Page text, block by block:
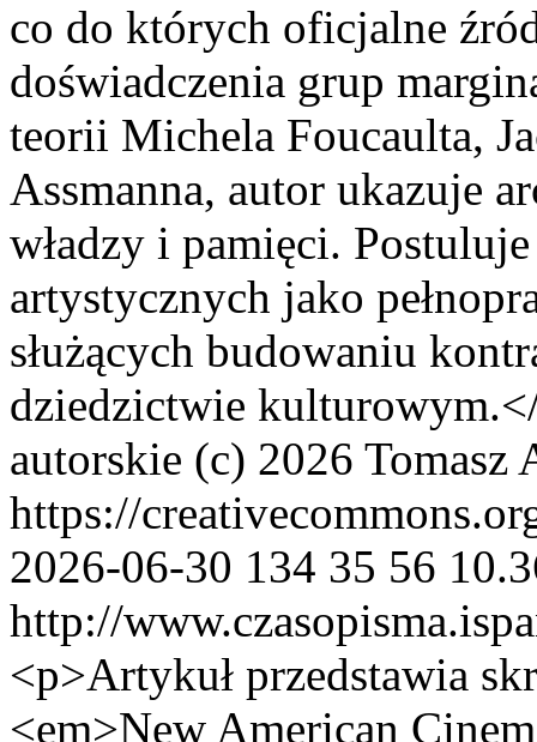
co do których oficjalne
doświadczenia grup
teorii Michela Foucaulta,
Assmanna, autor ukazuje
władzy i pamięci.
artystycznych jako
służących budowaniu
dziedzictwie
autorskie (c) 2026 Tomasz
https://
2026-06-30 134 35 56
http://
<p>Artykuł przedstawia
<em>New American